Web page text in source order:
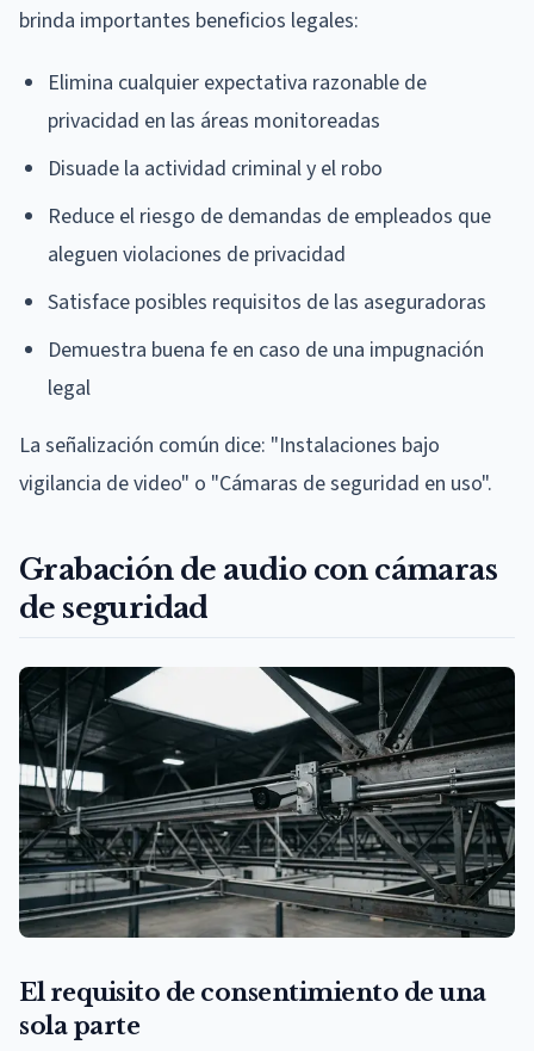
brinda importantes beneficios legales:
Elimina cualquier expectativa razonable de
privacidad en las áreas monitoreadas
Disuade la actividad criminal y el robo
Reduce el riesgo de demandas de empleados que
aleguen violaciones de privacidad
Satisface posibles requisitos de las aseguradoras
Demuestra buena fe en caso de una impugnación
legal
La señalización común dice: "Instalaciones bajo
vigilancia de video" o "Cámaras de seguridad en uso".
Grabación de audio con cámaras
de seguridad
El requisito de consentimiento de una
sola parte